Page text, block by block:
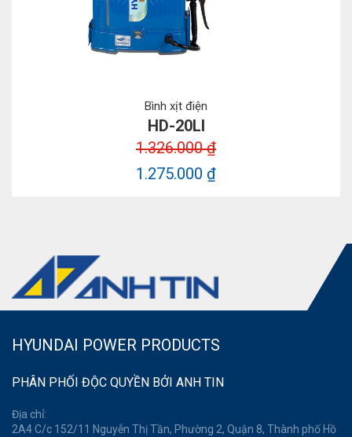
Bình xịt điện
HD-20LI
1.326.000 ₫
1.275.000 ₫
HYUNDAI POWER PRODUCTS
PHÂN PHỐI ĐỘC QUYỀN BỞI ANH TIN
Địa chỉ:
2A4 C/c 152/11 Nguyễn Thị Tần, Phường 2, Quận 8, Thành phố Hồ